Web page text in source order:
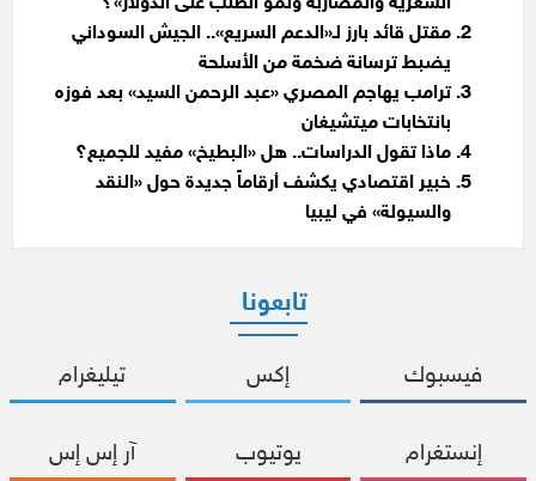
مقتل قائد بارز لـ«الدعم السريع».. الجيش السوداني
يضبط ترسانة ضخمة من الأسلحة
ترامب يهاجم المصري «عبد الرحمن السيد» بعد فوزه
بانتخابات ميتشيغان
ماذا تقول الدراسات.. هل «البطيخ» مفيد للجميع؟
خبير اقتصادي يكشف أرقاماً جديدة حول «النقد
والسيولة» في ليبيا
تابعونا
فيسبوك إكس تيليغرام
إنستغرام يوتيوب آر إس إس